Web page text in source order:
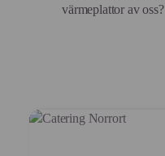
värmeplattor av oss?